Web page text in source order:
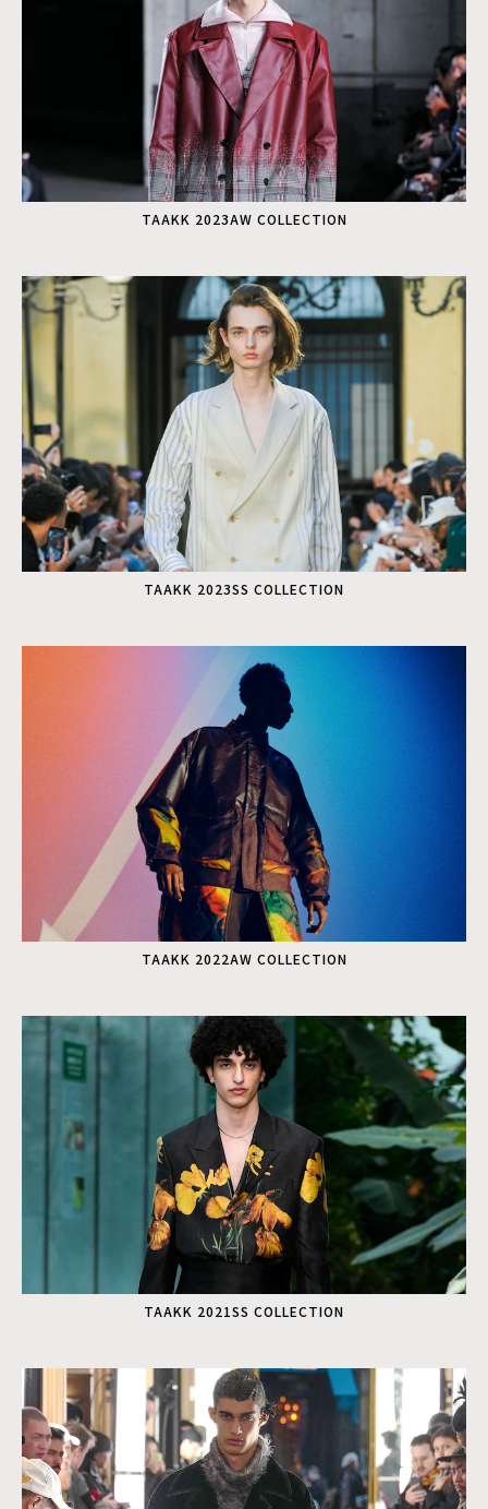
TAAKK 2023AW COLLECTION
TAAKK 2023SS COLLECTION
TAAKK 2022AW COLLECTION
TAAKK 2021SS COLLECTION